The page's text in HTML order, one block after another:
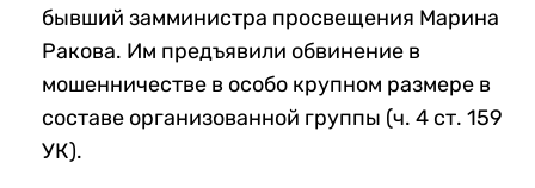
бывший замминистра просвещения Марина
Ракова. Им предъявили обвинение в
мошенничестве в особо крупном размере в
составе организованной группы (ч. 4 ст. 159
УК).